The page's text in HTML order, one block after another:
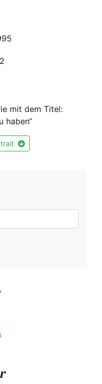
mit dem Titel:
haben“